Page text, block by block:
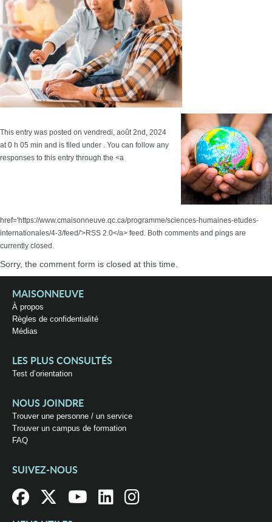
This entry was posted on vendredi, août 2nd, 2024
at 0 h 05 min and is filed under . You can follow any
responses to this entry through the <a
href='https://www.cmaisonneuve.qc.ca/programme/sciences-humaines-etudes-
internationales/4-3/feed/'>RSS 2.0</a> feed. Both comments and pings are
currently closed.
Sorry, the comment form is closed at this time.
MAISONNEUVE
À propos
Règles de confidentialité
Médias
LES PLUS CONSULTÉS
Test d’orientation
NOUS JOINDRE
Trouver une personne / un service
Trouver un campus de formation
FAQ
SUIVEZ-NOUS